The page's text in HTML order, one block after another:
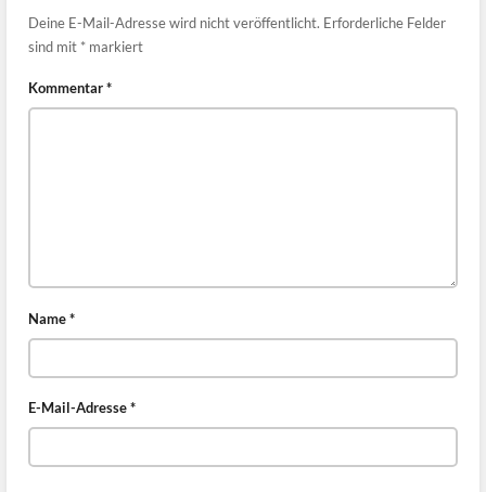
Deine E-Mail-Adresse wird nicht veröffentlicht. Erforderliche Felder
sind mit * markiert
Kommentar*
Name*
E-Mail-Adresse*